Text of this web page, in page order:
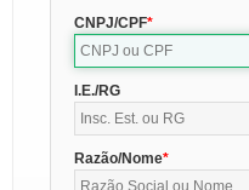
CNPJ/CPF
I.E./RG
Razão/Nome